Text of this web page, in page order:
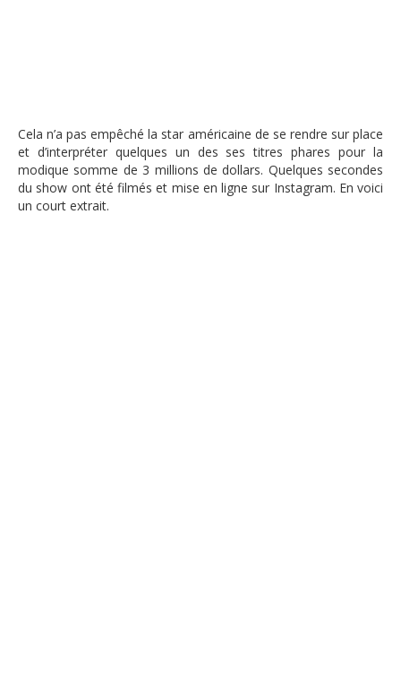
Cela n’a pas empêché la star américaine de se rendre sur place
et d’interpréter quelques un des ses titres phares pour la
modique somme de 3 millions de dollars. Quelques secondes
du show ont été filmés et mise en ligne sur Instagram. En voici
un court extrait.